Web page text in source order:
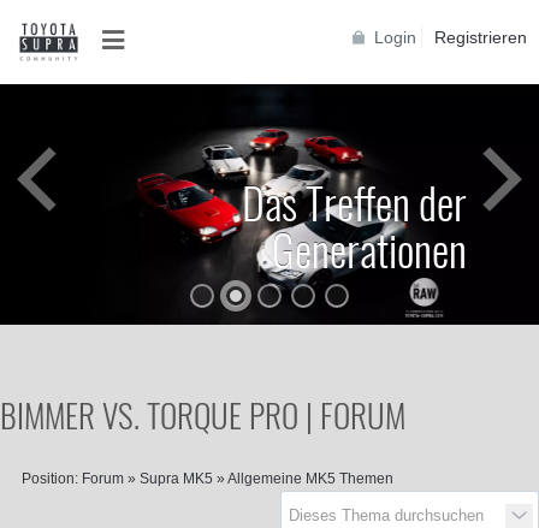
Login Registrieren
Das Treffen der
Generationen
BIMMER VS. TORQUE PRO | FORUM
Position: Forum » Supra MK5 » Allgemeine MK5 Themen